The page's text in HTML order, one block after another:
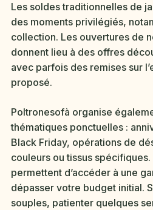
Les soldes traditionnelles de
des moments privilégiés,
collection. Les ouvertures de
donnent lieu à des offres
avec parfois des remises sur
proposé.
Poltronesofà organise
thématiques ponctuelles :
Black Friday, opérations de
couleurs ou tissus
permettent d’accéder à une
dépasser votre budget initial.
souples, patienter quelques